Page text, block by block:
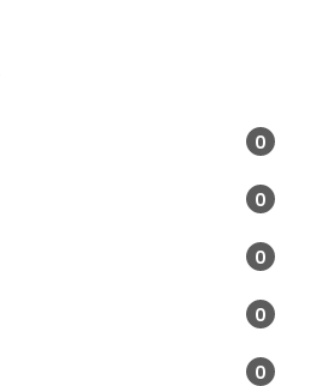
0
0
0
0
0